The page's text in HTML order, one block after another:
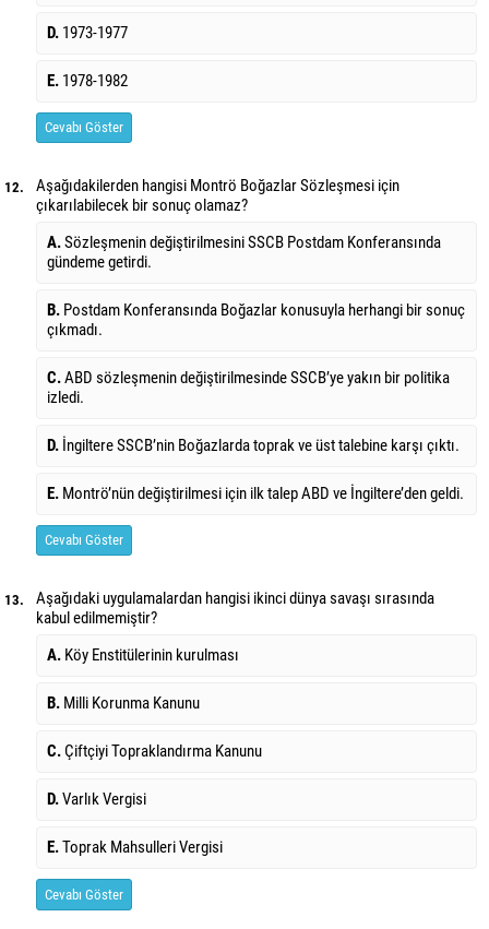
D. 1973-1977
E. 1978-1982
Cevabı Göster
12.
Aşağıdakilerden hangisi Montrö Boğazlar Sözleşmesi için
çıkarılabilecek bir sonuç olamaz?
A.Sözleşmenin değiştirilmesini SSCB Postdam Konferansında
gündeme getirdi.
B. Postdam Konferansında Boğazlar konusuyla herhangi bir sonuç
çıkmadı.
C.ABD sözleşmenin değiştirilmesinde SSCB’ye yakın bir politika
izledi.
D. İngiltere SSCB’nin Boğazlarda toprak ve üst talebine karşı çıktı.
E. Montrö’nün değiştirilmesi için ilk talep ABD ve İngiltere’den geldi.
Cevabı Göster
13.
Aşağıdaki uygulamalardan hangisi ikinci dünya savaşı sırasında
kabul edilmemiştir?
A. Köy Enstitülerinin kurulması
B. Milli Korunma Kanunu
C.Çiftçiyi Topraklandırma Kanunu
D.Varlık Vergisi
E.Toprak Mahsulleri Vergisi
Cevabı Göster